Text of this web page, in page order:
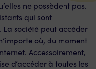
ne possèdent pas.
qui sont
La société peut accéder
où, du moment
Accessoirement,
d’accéder à toutes les